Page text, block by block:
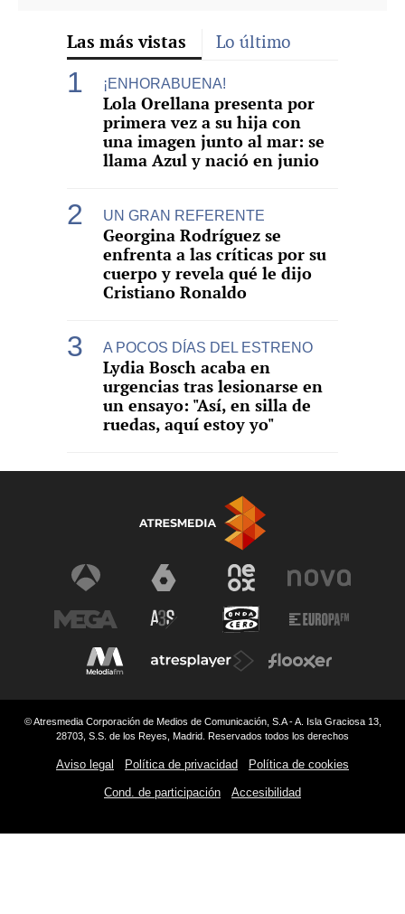
Las más vistas Lo último
¡ENHORABUENA!
Lola Orellana presenta por
primera vez a su hija con
una imagen junto al mar: se
llama Azul y nació en junio
UN GRAN REFERENTE
Georgina Rodríguez se
enfrenta a las críticas por su
cuerpo y revela qué le dijo
Cristiano Ronaldo
A POCOS DÍAS DEL ESTRENO
Lydia Bosch acaba en
urgencias tras lesionarse en
un ensayo: "Así, en silla de
ruedas, aquí estoy yo"
© Atresmedia Corporación de Medios de Comunicación, S.A - A. Isla Graciosa 13,
28703, S.S. de los Reyes, Madrid. Reservados todos los derechos
Aviso legal Política de privacidad Política de cookies
Cond. de participación Accesibilidad